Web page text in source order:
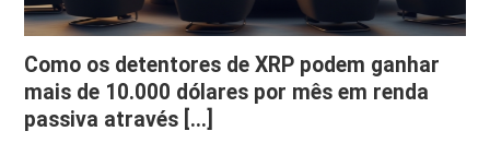
Como os detentores de XRP podem ganhar
mais de 10.000 dólares por mês em renda
passiva através [...]